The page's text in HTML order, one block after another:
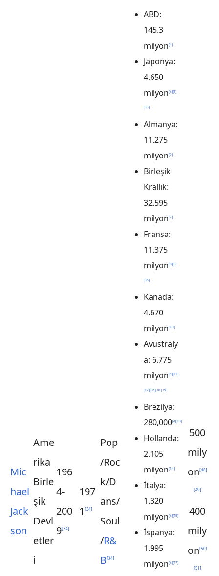
Mic
hael
Jack
son
Ame
rika
Birle
şik
Devl
etler
i
196
4-
200
9[34]
197
1 [34]
Pop
/Roc
k/D
ans/
Soul
/R&
B[34]
ABD:
145.3
milyon[4]
Japonya:
4.650
milyon[a][5]
[35]
Almanya:
11.275
milyon[6]
Birleşik
Krallık:
32.595
milyon[7]
Fransa:
11.375
milyon[8][9]
[36]
Kanada:
4.670
milyon[10]
Avustraly
a: 6.775
milyon[a][11]
[12][37][38][39]
Brezilya:
280,000[a][13]
Hollanda:
2.105
milyon[14]
İtalya:
1.320
milyon[a][15]
İspanya:
1.995
milyon[a][17]
500
mily
on[48]
[49]
400
mily
on[50]
[51]